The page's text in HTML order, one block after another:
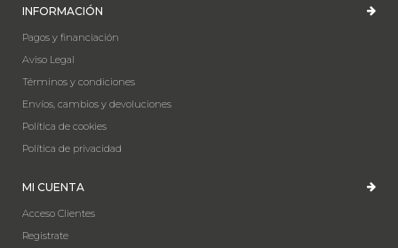
INFORMACIÓN
Pagos y financiación
Aviso Legal
Términos y condiciones
Envíos, cambios y devoluciones
Política de cookies
Política de privacidad
MI CUENTA
Acceso Clientes
Registrate